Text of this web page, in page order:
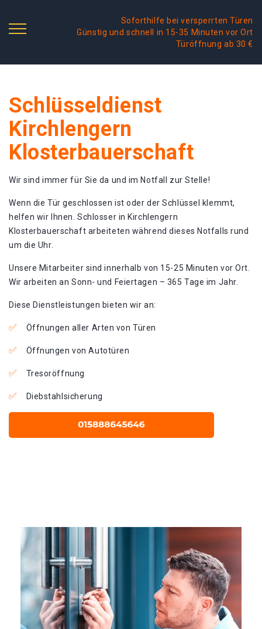
Soforthilfe bei versperrten Türen
Günstig und schnell in 15-35 Minuten vor Ort
Türöffnung ab 30 €
Schlüsseldienst
Kirchlengern
Klosterbauerschaft
Wir sind immer für Sie da und im Notfall zur Stelle!
Wenn die Tür geschlossen ist oder der Schlüssel klemmt,
helfen wir Ihnen. Schlosser in Kirchlengern
Klosterbauerschaft arbeiteten während dieses Notfalls rund
um die Uhr.
Unsere Mitarbeiter sind innerhalb von 15-25 Minuten vor Ort.
Wir arbeiten an Sonn- und Feiertagen – 365 Tage im Jahr.
Diese Dienstleistungen bieten wir an:
Öffnungen aller Arten von Türen
Öffnungen von Autotüren
Tresoröffnung
Diebstahlsicherung